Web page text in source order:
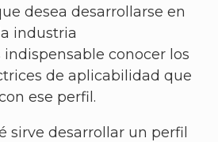
desea desarrollarse en
industria
conocer los
de aplicabilidad que
ese perfil.
sirve desarrollar un perfil